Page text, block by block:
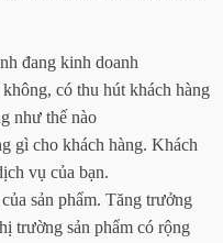
đang kinh doanh
có thu hút khách hàng
như thế nào
gì cho khách hàng. Khách
vụ của bạn.
sản phẩm. Tăng trưởng
trường sản phẩm có rộng